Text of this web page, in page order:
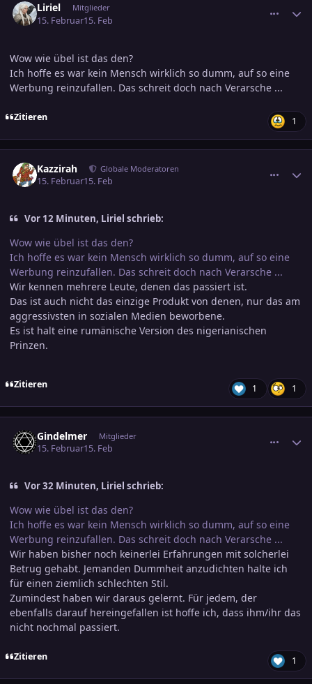
Liriel Mitglieder
15. Februar15. Feb
Wow wie übel ist das den?
Ich hoffe es war kein Mensch wirklich so dumm, auf so eine
Werbung reinzufallen. Das schreit doch nach Verarsche ...
Zitieren 1
Kazzirah Globale Moderatoren
15. Februar15. Feb
Vor 12 Minuten, Liriel schrieb:
Wow wie übel ist das den?
Ich hoffe es war kein Mensch wirklich so dumm, auf so eine
Werbung reinzufallen. Das schreit doch nach Verarsche ...
Wir kennen mehrere Leute, denen das passiert ist.
Das ist auch nicht das einzige Produkt von denen, nur das am
aggressivsten in sozialen Medien beworbene.
Es ist halt eine rumänische Version des nigerianischen
Prinzen.
Zitieren 1 1
Gindelmer Mitglieder
15. Februar15. Feb
Vor 32 Minuten, Liriel schrieb:
Wow wie übel ist das den?
Ich hoffe es war kein Mensch wirklich so dumm, auf so eine
Werbung reinzufallen. Das schreit doch nach Verarsche ...
Wir haben bisher noch keinerlei Erfahrungen mit solcherlei
Betrug gehabt. Jemanden Dummheit anzudichten halte ich
für einen ziemlich schlechten Stil.
Zumindest haben wir daraus gelernt. Für jedem, der
ebenfalls darauf hereingefallen ist hoffe ich, dass ihm/ihr das
nicht nochmal passiert.
Zitieren 1